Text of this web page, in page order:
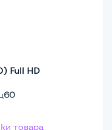
Full HD
60
товара